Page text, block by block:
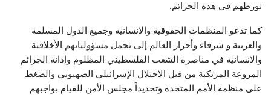
تورطهم في هذه الجرائم.
كما تدعو المنظمات الحقوقية والإنسانية وجميع الدول المسلمة
والعربية و شرفاء وأحرار العالم إلى تحمل مسؤولياتهم الأخلاقية
والإنسانية في مناصرة الشعب الفلسطيني المظلوم وإدانة الجرائم
المروعة المرتكبة من قبل الاحتلال الإسرائيلي الصهيوني والضغط
على منظمة الأمم المتحدة وتحديداً مجلس الأمن للقيام بواجبهم